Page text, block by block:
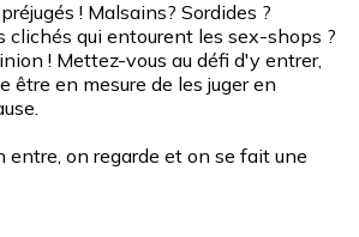
! Malsains? Sordides ?
clichés qui entourent les sex-shops ?
! Mettez-vous au défi d'y entrer,
être en mesure de les juger en
entre, on regarde et on se fait une